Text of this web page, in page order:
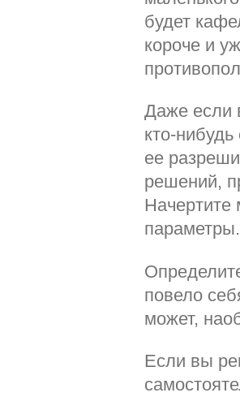
будет
короче и
Даже если
кто-
ее
решений,
Начертите
параметры.
повело
может,
Если вы